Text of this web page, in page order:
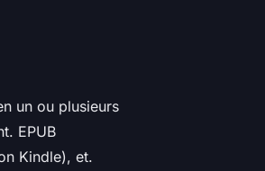
un ou plusieurs
EPUB
Kindle), et.